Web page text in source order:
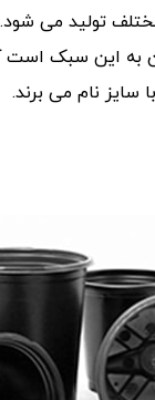
تولید می شود.
به این سبک است
سایز نام می برند.